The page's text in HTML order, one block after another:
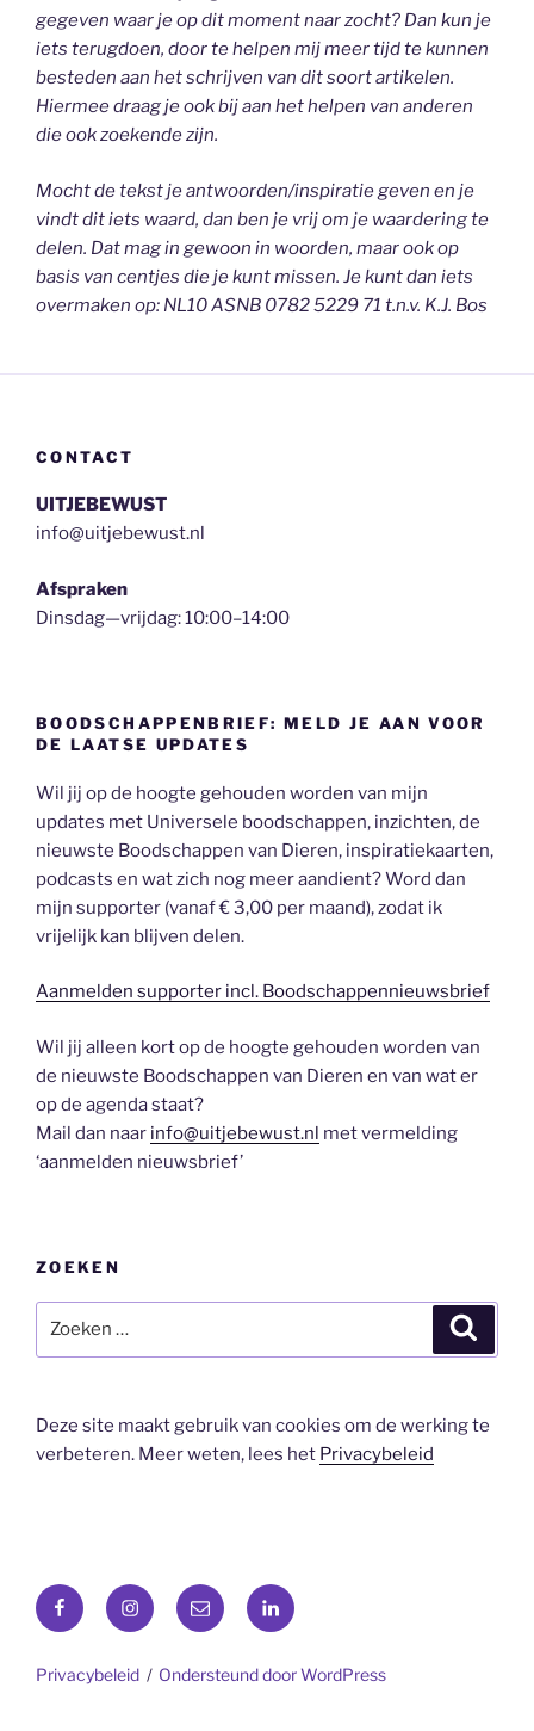
gegeven waar je op dit moment naar zocht? Dan kun je
iets terugdoen, door te helpen mij meer tijd te kunnen
besteden aan het schrijven van dit soort artikelen.
Hiermee draag je ook bij aan het helpen van anderen
die ook zoekende zijn.
Mocht de tekst je antwoorden/inspiratie geven en je
vindt dit iets waard, dan ben je vrij om je waardering te
delen. Dat mag in gewoon in woorden, maar ook op
basis van centjes die je kunt missen. Je kunt dan iets
overmaken op: NL10 ASNB 0782 5229 71 t.n.v. K.J. Bos
CONTACT
UITJEBEWUST
info@uitjebewust.nl
Afspraken
Dinsdag—vrijdag: 10:00–14:00
BOODSCHAPPENBRIEF: MELD JE AAN VOOR
DE LAATSE UPDATES
Wil jij op de hoogte gehouden worden van mijn
updates met Universele boodschappen, inzichten, de
nieuwste Boodschappen van Dieren, inspiratiekaarten,
podcasts en wat zich nog meer aandient? Word dan
mijn supporter (vanaf € 3,00 per maand), zodat ik
vrijelijk kan blijven delen.
Aanmelden supporter incl. Boodschappennieuwsbrief
Wil jij alleen kort op de hoogte gehouden worden van
de nieuwste Boodschappen van Dieren en van wat er
op de agenda staat?
Mail dan naar info@uitjebewust.nl met vermelding
‘aanmelden nieuwsbrief’
ZOEKEN
naar:
Deze site maakt gebruik van cookies om de werking te
verbeteren. Meer weten, lees het Privacybeleid
FacebookInstagram
E-
mail
LinkedIn
Privacybeleid Ondersteund door WordPress